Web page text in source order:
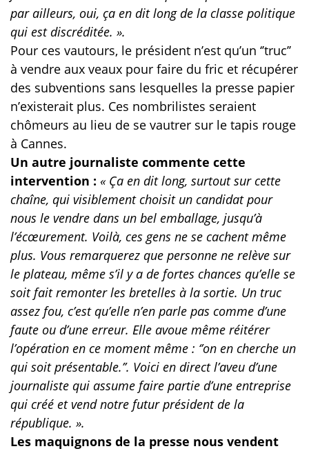
par ailleurs, oui, ça en dit long de la classe politique
qui est discréditée. ».
Pour ces vautours, le président n’est qu’un ‘’truc’’
à vendre aux veaux pour faire du fric et récupérer
des subventions sans lesquelles la presse papier
n’existerait plus. Ces nombrilistes seraient
chômeurs au lieu de se vautrer sur le tapis rouge
à Cannes.
Un autre journaliste commente cette
intervention : « Ça en dit long, surtout sur cette
chaîne, qui visiblement choisit un candidat pour
nous le vendre dans un bel emballage, jusqu’à
l’écœurement. Voilà, ces gens ne se cachent même
plus. Vous remarquerez que personne ne relève sur
le plateau, même s’il y a de fortes chances qu’elle se
soit fait remonter les bretelles à la sortie. Un truc
assez fou, c’est qu’elle n’en parle pas comme d’une
faute ou d’une erreur. Elle avoue même réitérer
l’opération en ce moment même : ‘’on en cherche un
qui soit présentable.’’. Voici en direct l’aveu d’une
journaliste qui assume faire partie d’une entreprise
qui créé et vend notre futur président de la
république. ».
Les maquignons de la presse nous vendent